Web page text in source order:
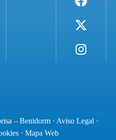
– Benidorm · Aviso Legal ·
· Mapa Web